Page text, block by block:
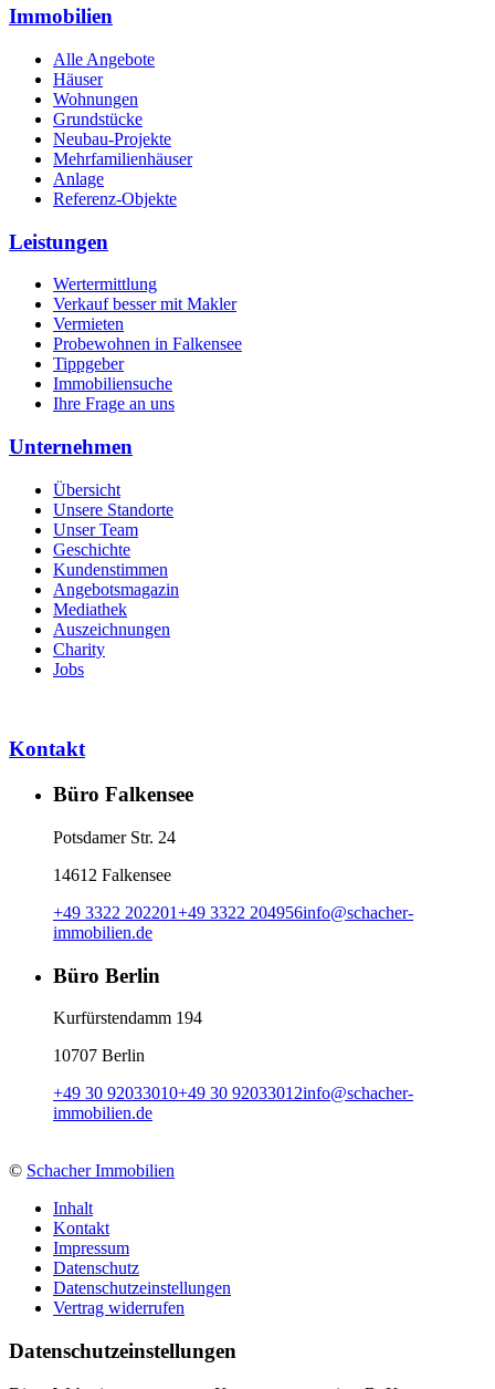
Immobilien
Alle Angebote
Häuser
Wohnungen
Grundstücke
Neubau-Projekte
Mehrfamilienhäuser
Anlage
Referenz-Objekte
Leistungen
Wertermittlung
Verkauf besser mit Makler
Vermieten
Probewohnen in Falkensee
Tippgeber
Immobiliensuche
Ihre Frage an uns
Unternehmen
Übersicht
Unsere Standorte
Unser Team
Geschichte
Kundenstimmen
Angebotsmagazin
Mediathek
Auszeichnungen
Charity
Jobs
Kontakt
Büro Falkensee
Potsdamer Str. 24
14612 Falkensee
+49 3322 202201+49 3322 204956info@schacher-
immobilien.de
Büro Berlin
Kurfürstendamm 194
10707 Berlin
+49 30 92033010+49 30 92033012info@schacher-
immobilien.de
© Schacher Immobilien
Inhalt
Kontakt
Impressum
Datenschutz
Datenschutzeinstellungen
Vertrag widerrufen
Daten­schutz­ein­stellungen